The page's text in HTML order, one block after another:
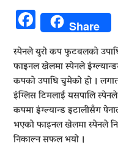
Facebook
Share
स्पेनले युरो कप फुटबलको
फाइनल खेलमा स्पेनले
कपको उपाधि चुमेको हो ।
इंग्लिस टिमलाई यसपालि
कपमा इंग्ल्यान्ड इटालीसँग
भएको फाइनल खेलमा स्पेनले
निकाल्न सफल भयो ।